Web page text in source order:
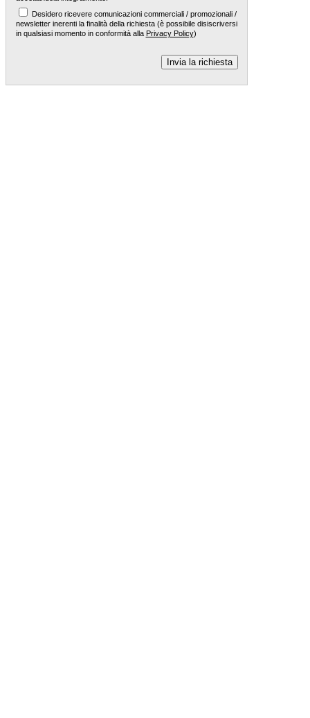
Desidero ricevere comunicazioni commerciali / promozionali /
newsletter inerenti la finalità della richiesta (è possibile disiscriversi
in qualsiasi momento in conformità alla Privacy Policy)